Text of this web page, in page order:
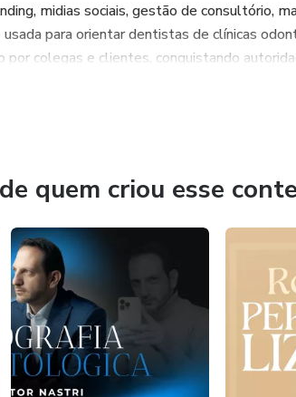
midias sociais, gestão de consultório,
para orientar dentistas de clínicas
colegas e clientes, conquistando
quem criou esse